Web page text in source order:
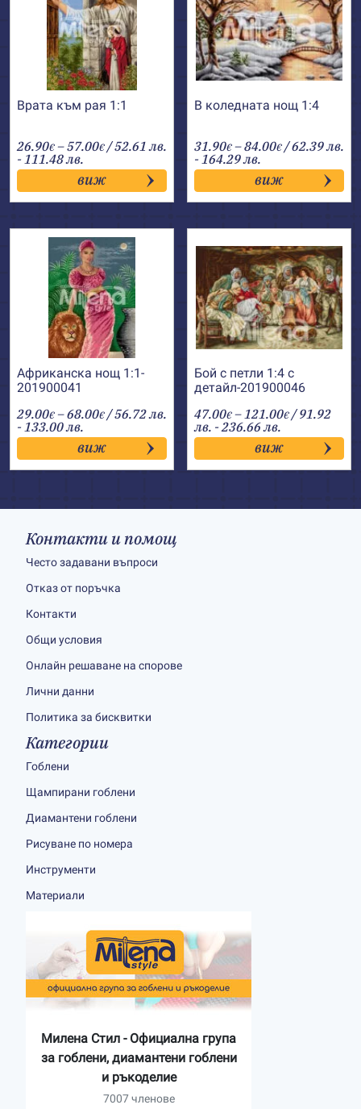
Врата към рая 1:1
26.90€ –57.00€Price
range:
26.90€
through
57.00€
/ 52.61 лв.
- 111.48 лв.
виж
В коледната нощ 1:4
31.90€ –84.00€Price
range:
31.90€
through
84.00€
/ 62.39 лв.
- 164.29 лв.
виж
Африканска нощ 1:1-
201900041
29.00€ –68.00€Price
range:
29.00€
through
68.00€
/ 56.72 лв.
- 133.00 лв.
виж
Бой с петли 1:4 с
детайл-201900046
47.00€ –121.00€Price
range:
47.00€
through
121.00€
/ 91.92
лв. - 236.66 лв.
виж
Контакти и помощ
Често задавани въпроси
Отказ от поръчка
Контакти
Общи условия
Онлайн решаване на спорове
Лични данни
Политика за бисквитки
Категории
Гоблени
Щампирани гоблени
Диамантени гоблени
Рисуване по номера
Инструменти
Материали
Милена Стил - Официална група
за гоблени, диамантени гоблени
и ръкоделие
7007 членове